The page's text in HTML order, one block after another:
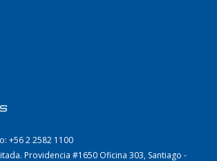
+56 2 2582 1100
Providencia #1650 Oficina 303, Santiago -